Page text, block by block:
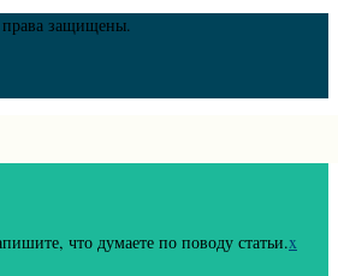
защищены.
что думаете по поводу статьи.x